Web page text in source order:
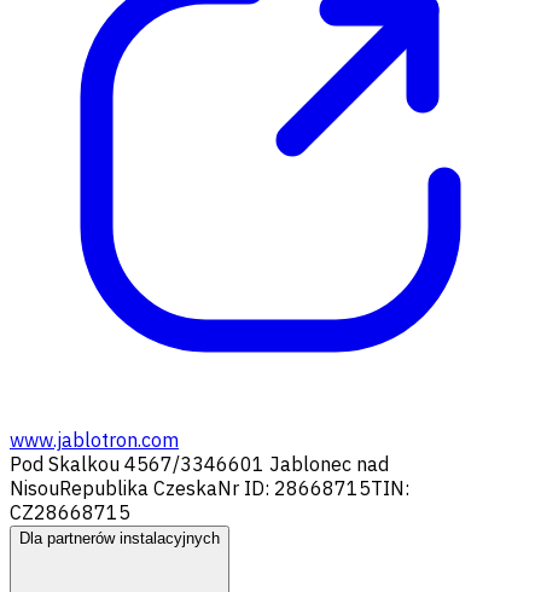
www.jablotron.com
Pod Skalkou 4567/3346601 Jablonec nad
NisouRepublika CzeskaNr ID: 28668715TIN:
CZ28668715
Dla partnerów instalacyjnych